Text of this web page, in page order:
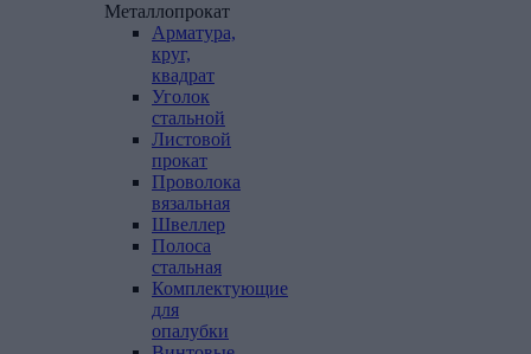
Металлопрокат
Арматура,
круг,
квадрат
Уголок
стальной
Листовой
прокат
Проволока
вязальная
Швеллер
Полоса
стальная
Комплектующие
для
опалубки